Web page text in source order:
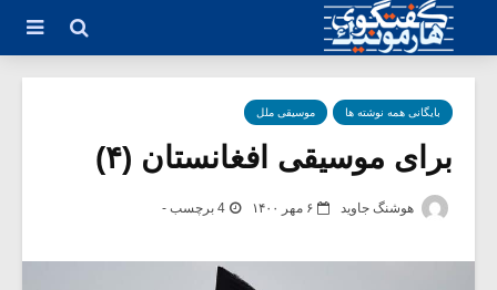
بایگانی همه نوشته ها موسیقی ملل
برای موسیقی افغانستان (۴)
هوشنگ جاوید ۶ مهر ۱۴۰۰ 4 برچسب -